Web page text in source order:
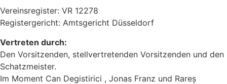
Vereinsregister: VR 12278
Registergericht: Amtsgericht Düsseldorf
Vertreten durch:
Den Vorsitzenden, stellvertretenden Vorsitzenden und den
Schatzmeister.
Im Moment Can Degistirici , Jonas Franz und Rareș